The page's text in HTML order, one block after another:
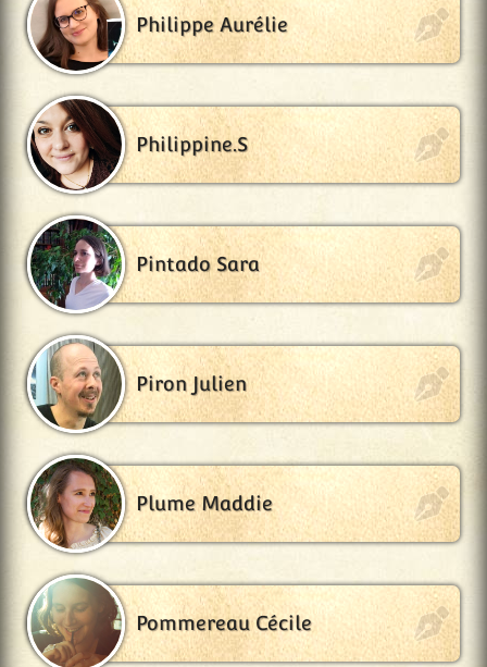
Philippe Aurélie
Philippine.S
Pintado Sara
Piron Julien
Plume Maddie
Pommereau Cécile